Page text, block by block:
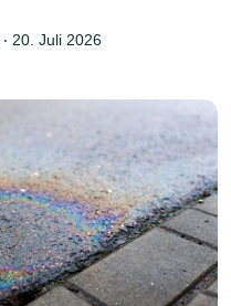
‧ 20. Juli 2026